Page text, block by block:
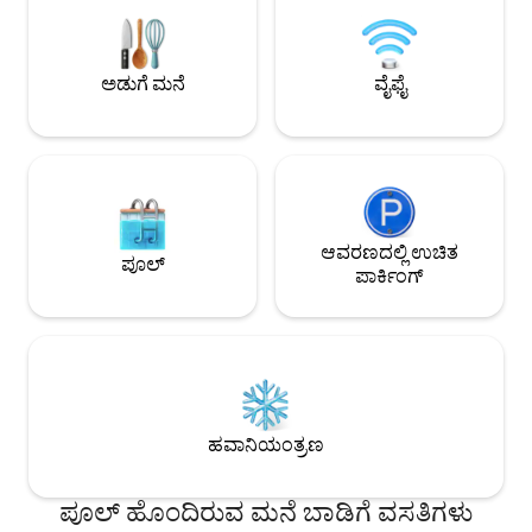
ಎಲೆನಾ. ನಗರದ ಹಸ್ಲ್ ಮತ್ತು ಗದ್ದಲ ಮತ್ತು ದೈನಂದಿನ
ಚಿಂತೆಗಳು ಮತ್ತು ಸಮಸ್ಯೆಗಳಿಂದ ದೂರ. ಪಕ್ಷಿ ವೀಕ್ಷಣೆ
ಮತ್ತು ಸ್ವಚ್ಛ ಪ್ರಕೃತಿ ನಿಮ್ಮ ಸುತ್ತಮುತ್ತಲಿನ ಪ್ರದೇಶವಾಗಿದೆ.
ಪ್ರಾಪರ್ಟಿ ವಿಮಾನ
ಮತ್ತು ಝಡಾರ್‌ನಿಂದ
ದೂರದಲ್ಲಿದೆ. ನಮ್ಮ
ಗ್ರಿಲ್ ಮತ್ತು 5
ಅಡುಗೆ ಮನೆ ವೈಫೈ
ಪೂಲ್
ಆವರಣದಲ್ಲಿ ಉಚಿತ
ಪಾರ್ಕಿಂಗ್
ಹವಾನಿಯಂತ್ರಣ
ಪೂಲ್ ಹೊಂದಿರುವ ಮನೆ ಬಾಡಿಗೆ ವಸತಿಗಳು